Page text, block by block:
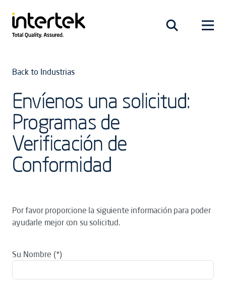
Back to Industrias
Envíenos una solicitud:
Programas de
Verificación de
Conformidad
Por favor proporcione la siguiente información para poder
ayudarle mejor con su solicitud.
Su Nombre